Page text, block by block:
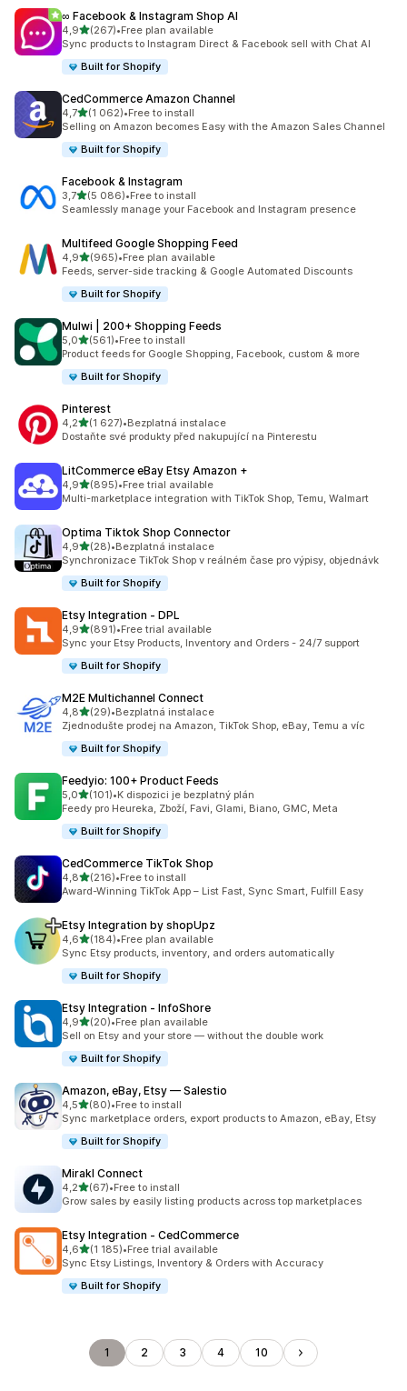
∞ Facebook & Instagram Shop AI
4,9z 5 hvězd
(267)
Celkový počet recenzí: 267
•Free plan available
Sync products to Instagram Direct & Facebook sell with Chat AI
Built for Shopify
CedCommerce Amazon Channel
4,7z 5 hvězd
(1 062)
Celkový počet recenzí: 1062
•Free to install
Selling on Amazon becomes Easy with the Amazon Sales Channel
Built for Shopify
Facebook & Instagram
3,7z 5 hvězd
(5 086)
Celkový počet recenzí: 5086
•Free to install
Seamlessly manage your Facebook and Instagram presence
Multifeed Google Shopping Feed
4,9z 5 hvězd
(965)
Celkový počet recenzí: 965
•Free plan available
Feeds, server-side tracking & Google Automated Discounts
Built for Shopify
Mulwi | 200+ Shopping Feeds
5,0z 5 hvězd
(561)
Celkový počet recenzí: 561
•Free to install
Product feeds for Google Shopping, Facebook, custom & more
Built for Shopify
Pinterest
4,2z 5 hvězd
(1 627)
Celkový počet recenzí: 1627
•Bezplatná instalace
Dostaňte své produkty před nakupující na Pinterestu
LitCommerce eBay Etsy Amazon +
4,9z 5 hvězd
(895)
Celkový počet recenzí: 895
•Free trial available
Multi-marketplace integration with TikTok Shop, Temu, Walmart
Optima Tiktok Shop Connector
4,9z 5 hvězd
(28)
Celkový počet recenzí: 28
•Bezplatná instalace
Synchronizace TikTok Shop v reálném čase pro výpisy, objednávk
Built for Shopify
Etsy Integration ‑ DPL
4,9z 5 hvězd
(891)
Celkový počet recenzí: 891
•Free trial available
Sync your Etsy Products, Inventory and Orders - 24/7 support
Built for Shopify
M2E Multichannel Connect
4,8z 5 hvězd
(29)
Celkový počet recenzí: 29
•Bezplatná instalace
Zjednodušte prodej na Amazon, TikTok Shop, eBay, Temu a víc
Built for Shopify
Feedyio: 100+ Product Feeds
5,0z 5 hvězd
(101)
Celkový počet recenzí: 101
•K dispozici je bezplatný plán
Feedy pro Heureka, Zboží, Favi, Glami, Biano, GMC, Meta
Built for Shopify
CedCommerce TikTok Shop
4,8z 5 hvězd
(216)
Celkový počet recenzí: 216
•Free to install
Award-Winning TikTok App – List Fast, Sync Smart, Fulfill Easy
Etsy Integration by shopUpz
4,6z 5 hvězd
(184)
Celkový počet recenzí: 184
•Free plan available
Sync Etsy products, inventory, and orders automatically
Built for Shopify
Etsy Integration ‑ InfoShore
4,9z 5 hvězd
(20)
Celkový počet recenzí: 20
•Free plan available
Sell on Etsy and your store — without the double work
Built for Shopify
Amazon, eBay, Etsy — Salestio
4,5z 5 hvězd
(80)
Celkový počet recenzí: 80
•Free to install
Sync marketplace orders, export products to Amazon, eBay, Etsy
Built for Shopify
Mirakl Connect
4,2z 5 hvězd
(67)
Celkový počet recenzí: 67
•Free to install
Grow sales by easily listing products across top marketplaces
Etsy Integration ‑ CedCommerce
4,6z 5 hvězd
(1 185)
Celkový počet recenzí: 1185
•Free trial available
Sync Etsy Listings, Inventory & Orders with Accuracy
Built for Shopify
1 2 3 4 10